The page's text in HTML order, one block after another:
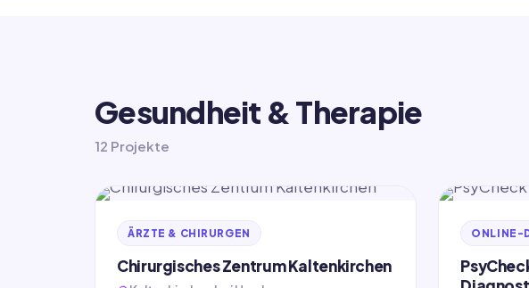
Gesundheit & Therapie
12 Projekte
ÄRZTE & CHIRURGEN
Chirurgisches Zentrum Kaltenkirchen
ONLINE-